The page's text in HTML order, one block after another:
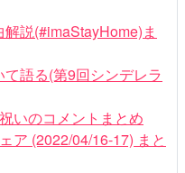
説(#imaStayHome)ま
語る(第9回シンデレラ
いのコメントまとめ
ア (2022/04/16-17) まと